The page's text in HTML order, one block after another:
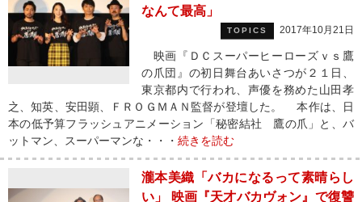
なんて最高」
TOPICS 2017年10月21日
映画『ＤＣスーパーヒーローズｖｓ鷹
の爪団』の初日舞台あいさつが２１日、
東京都内で行われ、声優を務めた山田孝
之、知英、安田顕、ＦＲＯＧＭＡＮ監督が登壇した。 本作は、日
本の低予算フラッシュアニメーション「秘密結社 鷹の爪」と、バ
ットマン、スーパーマンな・・・ 続きを読む
瀧本美織「バカになるって素晴らし
い」 映画『天才バカヴォン』で復讐